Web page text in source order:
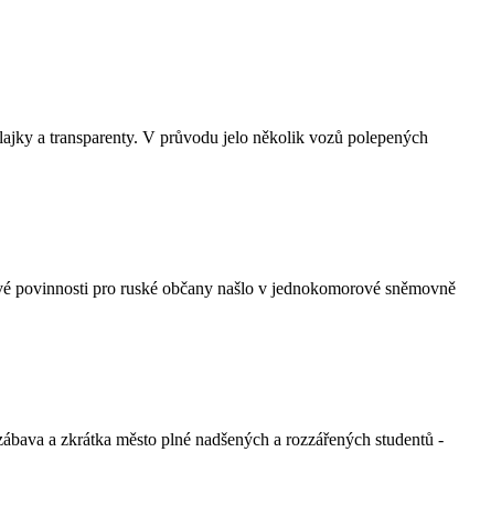
a transparenty. V průvodu jelo několik vozů polepených
pro ruské občany našlo v jednokomorové sněmovně
a zkrátka město plné nadšených a rozzářených studentů -